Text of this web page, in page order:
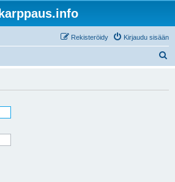
karppaus.info
Kirjaudu sisään
Rekisteröidy